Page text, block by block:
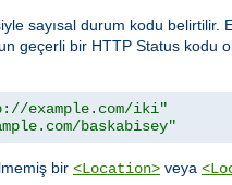
sayısal durum kodu belirtilir.
geçerli bir HTTP Status kodu
example.com/iki"
baskabisey"
bir <Location> veya